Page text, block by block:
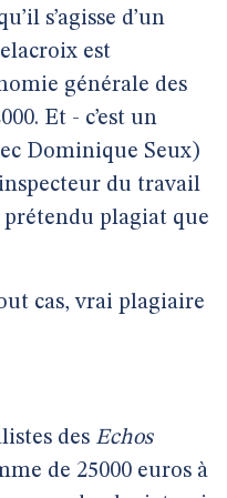
s’agisse d’un
est
générale des
Et - c’est un
Dominique Seux)
du travail
plagiat que
cas, vrai plagiaire
des Echos
de 25000 euros à